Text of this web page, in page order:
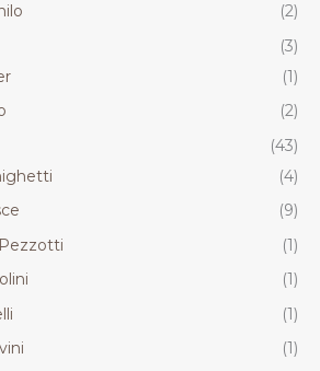
(2)
(3)
(1)
(2)
(43)
(4)
(9)
(1)
(1)
(1)
(1)